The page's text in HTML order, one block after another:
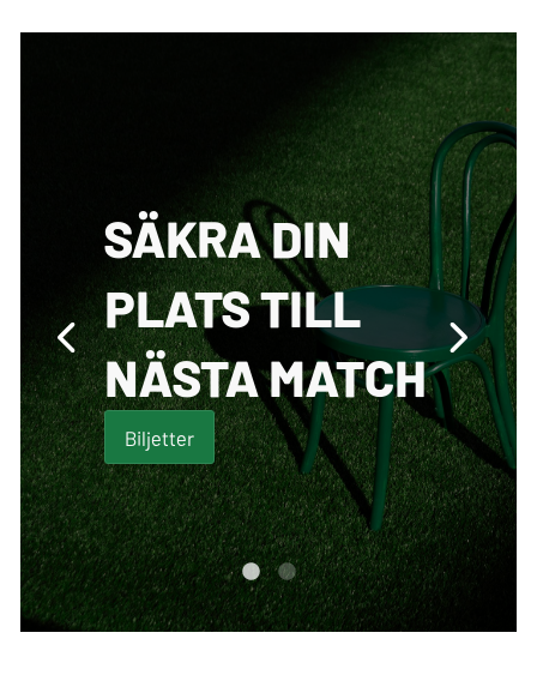
SÄKRA DIN
PLATS TILL
NÄSTA MATCH
Biljetter